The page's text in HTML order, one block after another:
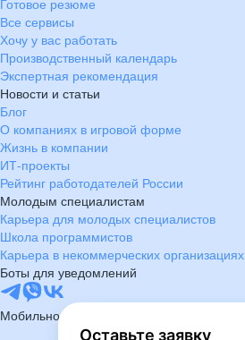
Оставьте заявку
Готовое резюме
Все сервисы
Хочу у вас работать
Производственный календарь
Экспертная рекомендация
Новости и статьи
Блог
О компаниях в игровой форме
Жизнь в компании
ИТ-проекты
Рейтинг работодателей России
Молодым специалистам
Карьера для молодых специалистов
Школа программистов
Карьера в некоммерческих организациях
Боты для уведомлений
Мобильное приложение